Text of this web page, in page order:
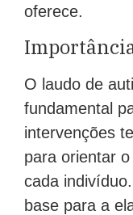
oferece.
O laudo de
fundamental
intervenções
para orientar
cada
base para a